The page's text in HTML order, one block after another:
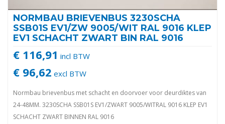
NORMBAU BRIEVENBUS 3230SCHA
SSB01S EV1/ZW 9005/WIT RAL 9016 KLEP
EV1 SCHACHT ZWART BIN RAL 9016
€ 116,91 incl BTW
€ 96,62 excl BTW
Normbau brievenbus met schacht en doorvoer voor deurdiktes van
24-48MM. 3230SCHA SSB01S EV1/ZWART 9005/WITRAL 9016 KLEP EV1
SCHACHT ZWART BINNEN RAL 9016